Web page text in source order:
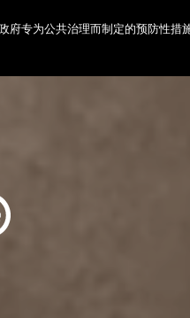
府专为公共治理而制定的预防性